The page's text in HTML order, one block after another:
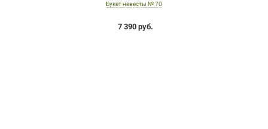
Букет невесты № 70
7 390 руб.